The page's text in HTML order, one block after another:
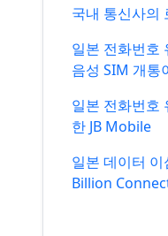
국내 통신사의
일본 전화번호
음성 SIM 개통
일본 전화번호
한 JB Mobile
일본 데이터
Billion